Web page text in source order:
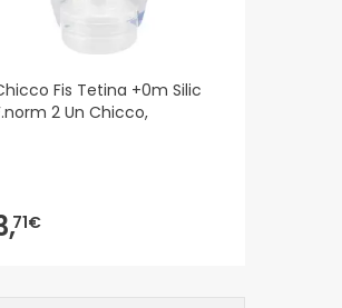
Fis Tetina +0m Silic
2 Un Chicco,
71€